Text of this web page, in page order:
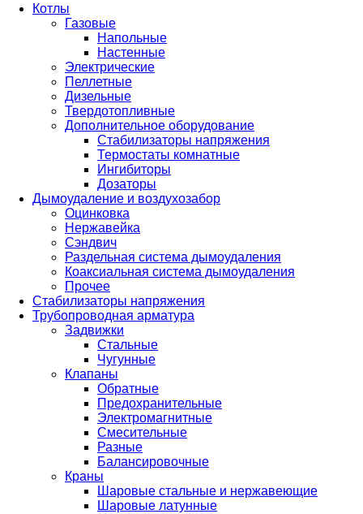
Котлы
Газовые
Напольные
Настенные
Электрические
Пеллетные
Дизельные
Твердотопливные
Дополнительное оборудование
Стабилизаторы напряжения
Термостаты комнатные
Ингибиторы
Дозаторы
Дымоудаление и воздухозабор
Оцинковка
Нержавейка
Сэндвич
Раздельная система дымоудаления
Коаксиальная система дымоудаления
Прочее
Стабилизаторы напряжения
Трубопроводная арматура
Задвижки
Стальные
Чугунные
Клапаны
Обратные
Предохранительные
Электромагнитные
Смесительные
Разные
Балансировочные
Краны
Шаровые стальные и нержавеющие
Шаровые латунные